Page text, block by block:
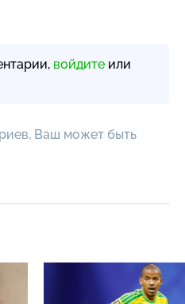
войдите или
Ваш может быть